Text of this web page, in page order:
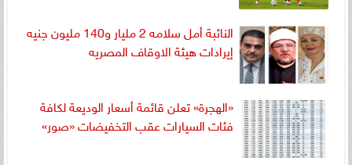
النائبة أمل سلامه 2 مليار و140 مليون جنيه
إيرادات هيئة الاوقاف المصريه
«الهجرة» تعلن قائمة أسعار الوديعة لكافة
فئات السيارات عقب التخفيضات «صور»